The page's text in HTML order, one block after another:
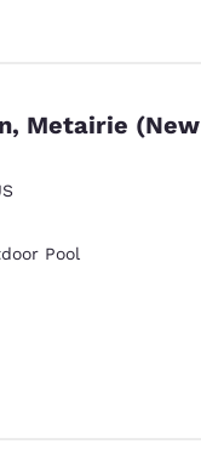
Metairie (New
Pool